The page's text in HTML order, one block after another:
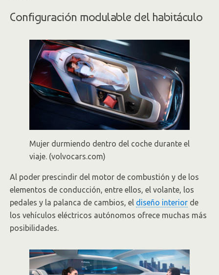
Configuración modulable del habitáculo
Mujer durmiendo dentro del coche durante el
viaje. (volvocars.com)
Al poder prescindir del motor de combustión y de los
elementos de conducción, entre ellos, el volante, los
pedales y la palanca de cambios, el diseño interior de
los vehículos eléctricos autónomos ofrece muchas más
posibilidades.